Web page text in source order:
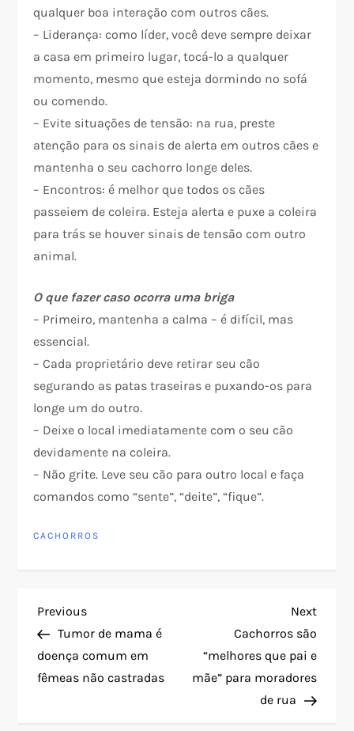
qualquer boa interação com outros cães.
– Liderança: como líder, você deve sempre deixar
a casa em primeiro lugar, tocá-lo a qualquer
momento, mesmo que esteja dormindo no sofá
ou comendo.
– Evite situações de tensão: na rua, preste
atenção para os sinais de alerta em outros cães e
mantenha o seu cachorro longe deles.
– Encontros: é melhor que todos os cães
passeiem de coleira. Esteja alerta e puxe a coleira
para trás se houver sinais de tensão com outro
animal.
O que fazer caso ocorra uma briga
– Primeiro, mantenha a calma – é difícil, mas
essencial.
– Cada proprietário deve retirar seu cão
segurando as patas traseiras e puxando-os para
longe um do outro.
– Deixe o local imediatamente com o seu cão
devidamente na coleira.
– Não grite. Leve seu cão para outro local e faça
comandos como “sente”, “deite”, “fique”.
CACHORROS
N
a
v
Previous
Post
Previous
Tumor de mama é
doença comum em
fêmeas não castradas
Next
Post
Next
Cachorros são
“melhores que pai e
mãe” para moradores
de rua